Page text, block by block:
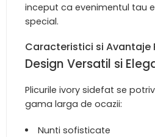
inceput ca evenimentul tau
special.
Caracteristici si Avantaje
Design Versatil si
Plicurile ivory sidefat se
gama larga de ocazii:
Nunti sofisticate